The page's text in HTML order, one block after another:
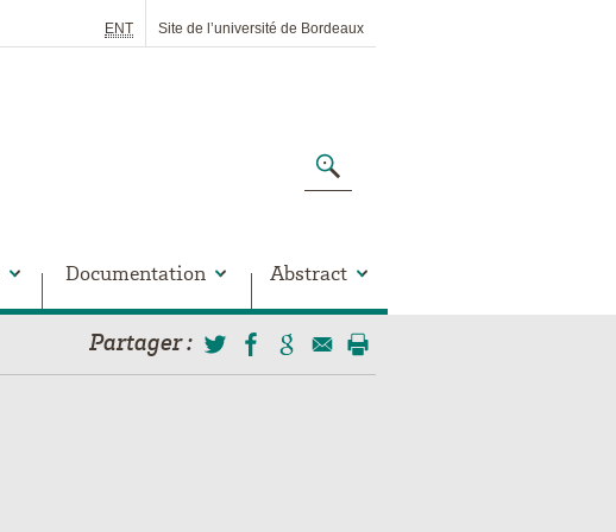
ENT Site de l’université de Bordeaux
Documentation Abstract
Partager: